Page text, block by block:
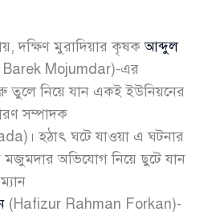
দক্ষিণ মুরাদিয়ার কৃষকআব্দুল
Barek Mojumdar)-এর
তুলে নিয়ে যান একই ইউনিয়নের
সম্পাদক
হঠাৎ ঘটে যাওয়া এ ঘটনার
মজুমদার অভিযোগ নিয়ে ছুটে যান
(Hafizur Rahman Forkan)-